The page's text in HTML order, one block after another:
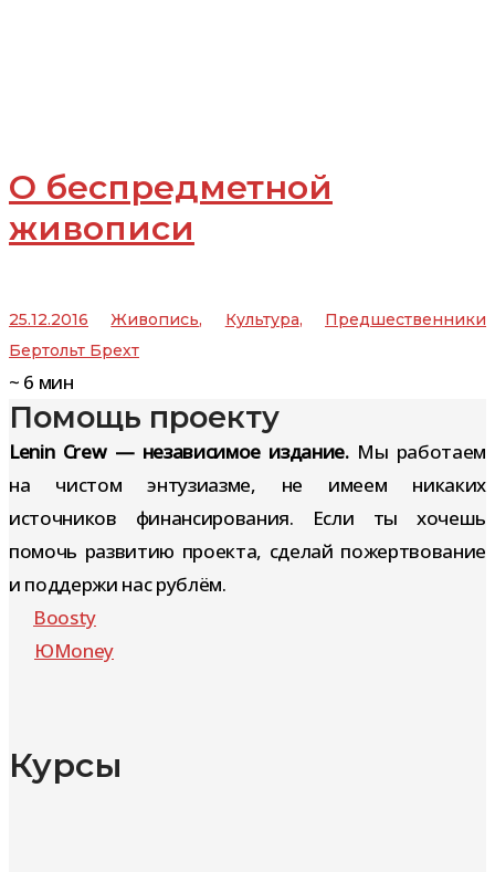
О беспредметной
живописи
25.12.2016 Живопись, Культура, Предшественники
Бертольт Брехт
~ 6 мин
Помощь проекту
Lenin Crew — независимое издание.Мы работаем
на чистом энтузиазме, не имеем никаких
источников финансирования. Если ты хочешь
помочь развитию проекта, сделай пожертвование
и поддержи нас рублём.
Boosty
ЮMoney
Курсы